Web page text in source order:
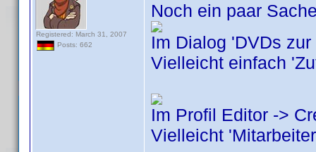
Registered: March 31, 2007
Posts: 662
Noch ein paar
Im Dialog 'DVDs
Vielleicht einfach
Im Profil Editor ->
Vielleicht